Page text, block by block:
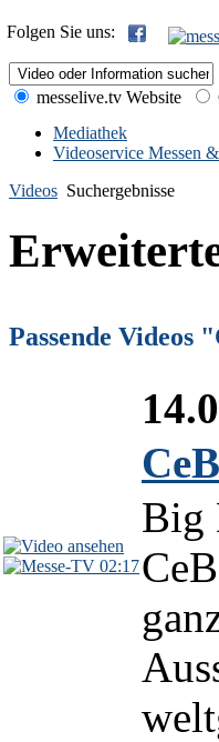
Folgen Sie uns:
messelive.tv Website
Mediathek
Videoservice Messen
Videos Suchergebnisse
Passende
02:17
Big